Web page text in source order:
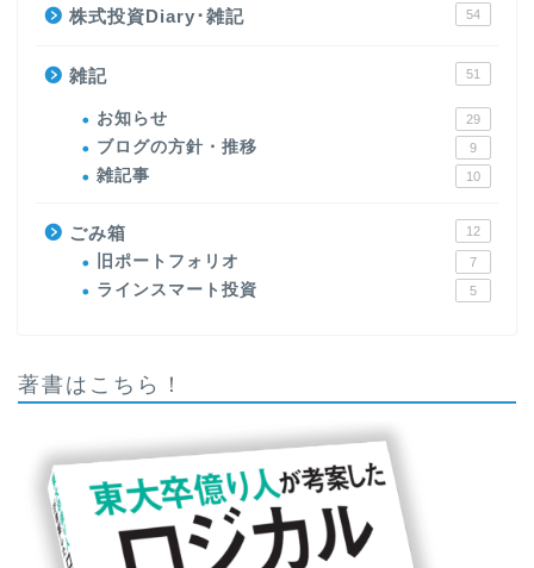
株式投資Diary･雑記 54
雑記 51
お知らせ 29
ブログの方針・推移 9
雑記事 10
ごみ箱 12
旧ポートフォリオ 7
ラインスマート投資 5
著書はこちら！